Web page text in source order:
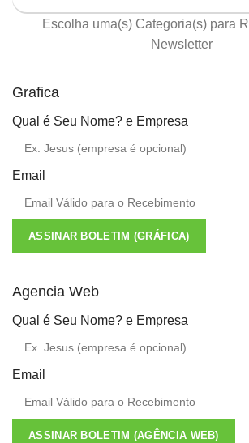
Escolha uma(s) Categoria(s) para
Newsletter
Grafica
Qual é Seu Nome? e Empresa
Email
ASSINAR BOLETIM (GRÁFICA)
Agencia Web
Qual é Seu Nome? e Empresa
Email
ASSINAR BOLETIM (AGÊNCIA WEB)